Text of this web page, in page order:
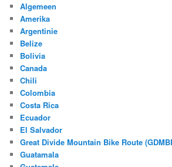
Algemeen
Amerika
Argentinie
Belize
Bolivia
Canada
Chili
Colombia
Costa Rica
Ecuador
El Salvador
Great Divide Mountain Bike Route
Guatamala